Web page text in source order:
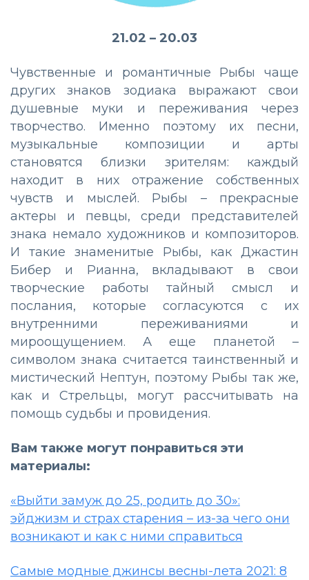
21.02 – 20.03
Чувственные и романтичные Рыбы чаще
других знаков зодиака выражают свои
душевные муки и переживания через
творчество. Именно поэтому их песни,
музыкальные композиции и арты
становятся близки зрителям: каждый
находит в них отражение собственных
чувств и мыслей. Рыбы – прекрасные
актеры и певцы, среди представителей
знака немало художников и композиторов.
И такие знаменитые Рыбы, как Джастин
Бибер и Рианна, вкладывают в свои
творческие работы тайный смысл и
послания, которые согласуются с их
внутренними переживаниями и
мироощущением. А еще планетой –
символом знака считается таинственный и
мистический Нептун, поэтому Рыбы так же,
как и Стрельцы, могут рассчитывать на
помощь судьбы и провидения.
Вам также могут понравиться эти
материалы:
«Выйти замуж до 25, родить до 30»:
эйджизм и страх старения – из-за чего они
возникают и как с ними справиться
Самые модные джинсы весны-лета 2021: 8